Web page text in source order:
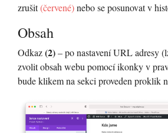
zrušit(červené)nebo se posunovat v
Obsah
Odkaz(2)– po nastavení URL adresy
zvolit obsah webu pomocí ikonky v
bude klikem na sekci proveden proklik